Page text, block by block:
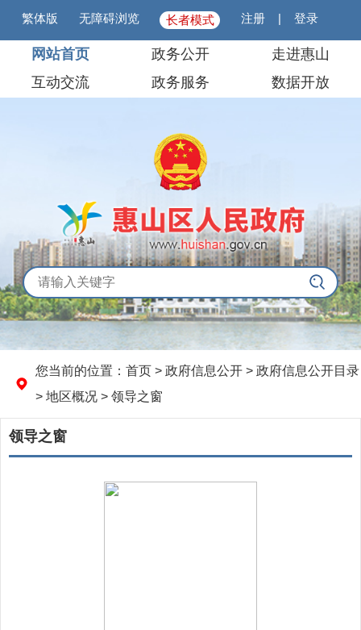
繁体版 无障碍浏览 长者模式 注册 |登录
网站首页 政务公开
走进惠山
互动交流
政务服务 数据开放
您当前的位置： 首页 > 政府信息公开 > 政府信息公开目录
> 地区概况 > 领导之窗
领导之窗